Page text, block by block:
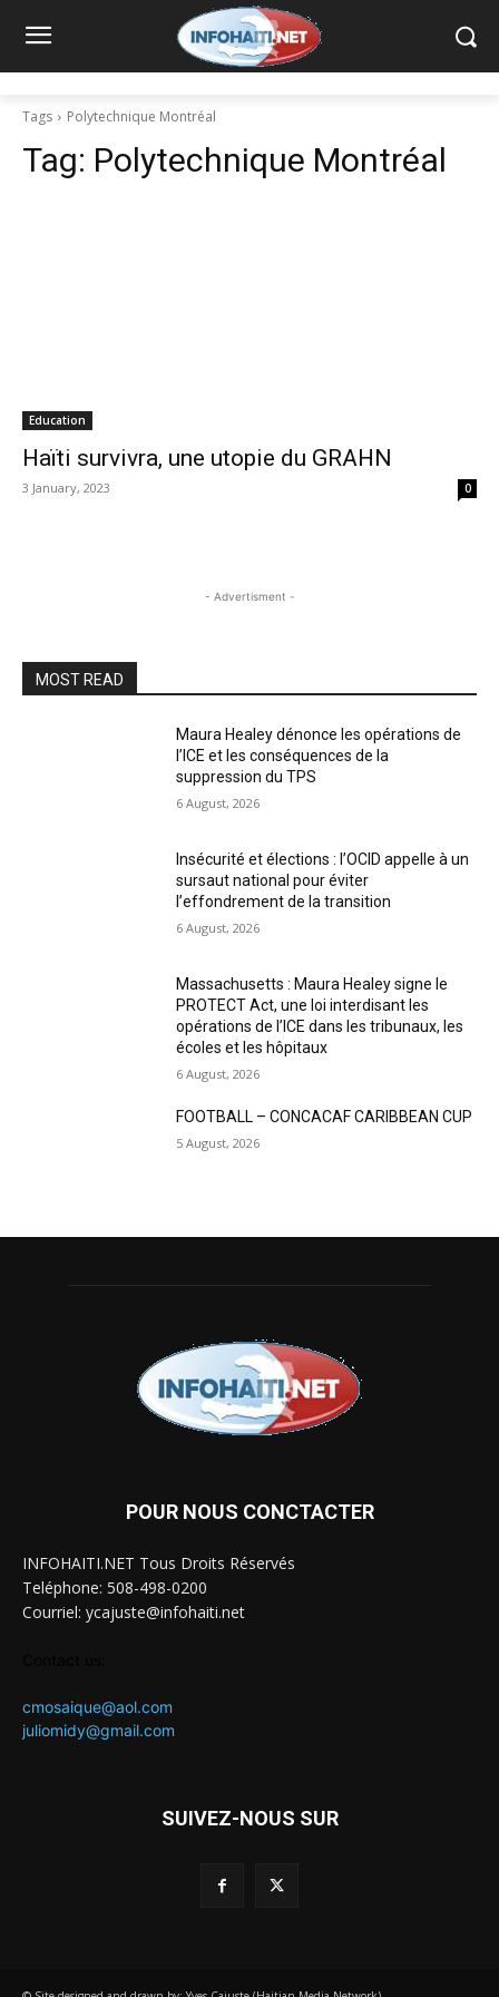
Tags Polytechnique Montréal
Tag: Polytechnique Montréal
Education
Haïti survivra, une utopie du GRAHN
3 January, 2023 0
- Advertisment -
MOST READ
Maura Healey dénonce les opérations de
l’ICE et les conséquences de la
suppression du TPS
6 August, 2026
Insécurité et élections : l’OCID appelle à un
sursaut national pour éviter
l’effondrement de la transition
6 August, 2026
Massachusetts : Maura Healey signe le
PROTECT Act, une loi interdisant les
opérations de l’ICE dans les tribunaux, les
écoles et les hôpitaux
6 August, 2026
FOOTBALL – CONCACAF CARIBBEAN CUP
5 August, 2026
POUR NOUS CONCTACTER
INFOHAITI.NET Tous Droits Réservés
Teléphone: 508-498-0200
Courriel: ycajuste@infohaiti.net
cmosaique@aol.com
juliomidy@gmail.com
SUIVEZ-NOUS SUR